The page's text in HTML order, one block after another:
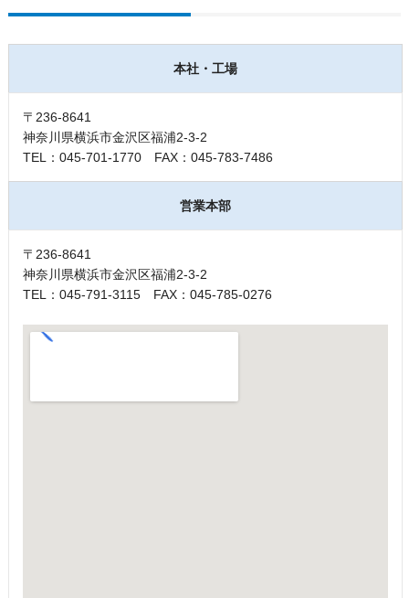
本社・工場
〒236-8641
神奈川県横浜市金沢区福浦2-3-2
TEL：045-701-1770 FAX：045-783-7486
営業本部
〒236-8641
神奈川県横浜市金沢区福浦2-3-2
TEL：045-791-3115 FAX：045-785-0276